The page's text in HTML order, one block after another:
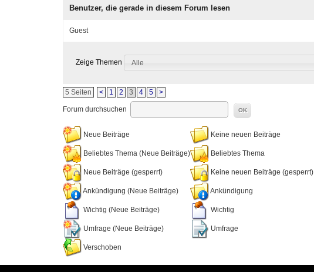
Benutzer, die gerade in diesem Forum lesen
Guest
Zeige Themen Alle
5 Seiten < 1 2 3 4 5 >
Forum durchsuchen OK
Neue Beiträge Keine neuen Beiträge
Beliebtes Thema (Neue Beiträge) Beliebtes Thema
Neue Beiträge (gesperrt) Keine neuen Beiträge (gesperrt)
Ankündigung (Neue Beiträge) Ankündigung
Wichtig (Neue Beiträge) Wichtig
Umfrage (Neue Beiträge) Umfrage
Verschoben